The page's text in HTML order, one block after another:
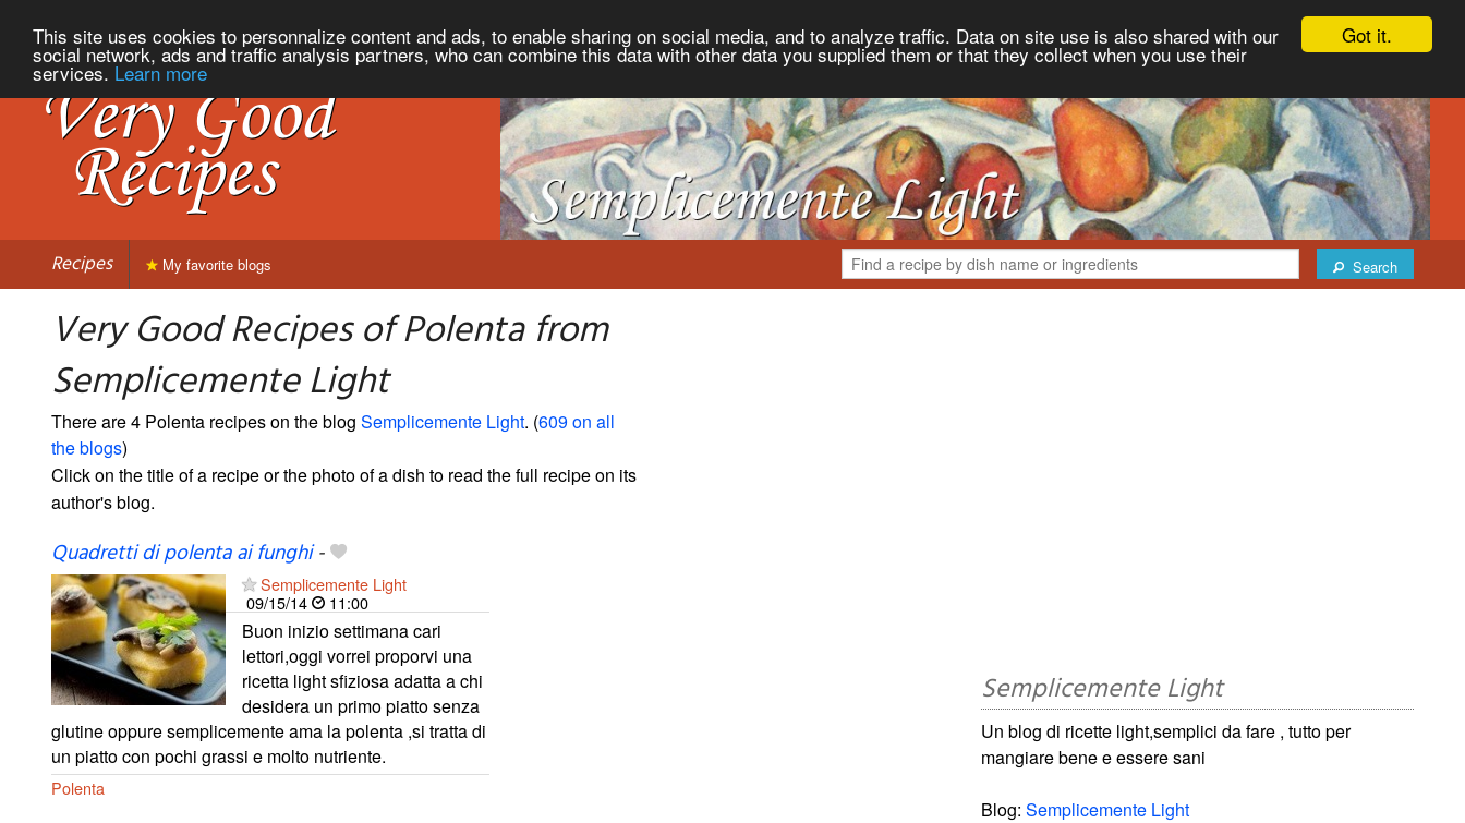
Got it.
This site uses cookies to personnalize content and ads, to enable sharing on social media, and to analyze traffic. Data on site use is also shared with our
social network, ads and traffic analysis partners, who can combine this data with other data you supplied them or that they collect when you use their
services. Learn more
Recipes Search
My favorite blogs
Very Good Recipes of Polenta from
Semplicemente Light
There are 4 Polenta recipes on the blog Semplicemente Light. (609 on all
the blogs)
Click on the title of a recipe or the photo of a dish to read the full recipe on its
author's blog.
Quadretti di polenta ai funghi-
Semplicemente Light
09/15/14
11:00
Buon inizio settimana cari
lettori,oggi vorrei proporvi una
ricetta light sfiziosa adatta a chi
desidera un primo piatto senza
glutine oppure semplicemente ama la polenta ,si tratta di
un piatto con pochi grassi e molto nutriente.
Polenta
Semplicemente Light
Un blog di ricette light,semplici da fare , tutto per
mangiare bene e essere sani
Blog:Semplicemente Light